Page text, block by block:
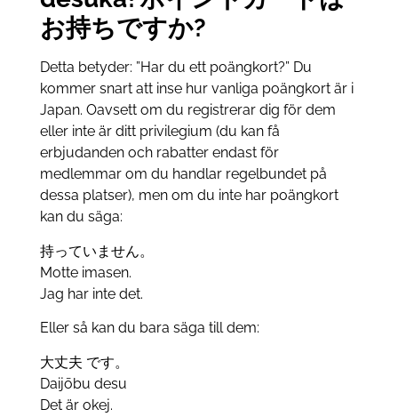
お持ちですか?
Detta betyder: ”Har du ett poängkort?” Du
kommer snart att inse hur vanliga poängkort är i
Japan. Oavsett om du registrerar dig för dem
eller inte är ditt privilegium (du kan få
erbjudanden och rabatter endast för
medlemmar om du handlar regelbundet på
dessa platser), men om du inte har poängkort
kan du säga:
持っていません。
Motte imasen.
Jag har inte det.
Eller så kan du bara säga till dem:
大丈夫 です。
Daijōbu desu
Det är okej.